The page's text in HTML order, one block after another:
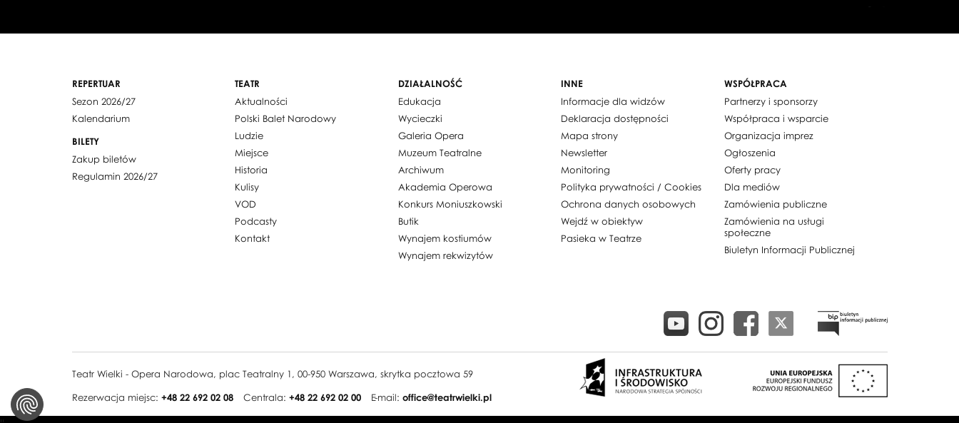
REPERTUAR
Sezon 2026/27
Kalendarium
BILETY
Zakup biletów
Regulamin 2026/27
TEATR
Aktualności
Polski Balet Narodowy
Ludzie
Miejsce
Historia
Kulisy
VOD
Podcasty
Kontakt
DZIAŁALNOŚĆ
Edukacja
Wycieczki
Galeria Opera
Muzeum Teatralne
Archiwum
Akademia Operowa
Konkurs Moniuszkowski
Butik
Wynajem kostiumów
Wynajem rekwizytów
INNE
Informacje dla widzów
Deklaracja dostępności
Mapa strony
Newsletter
Monitoring
Polityka prywatności / Cookies
Ochrona danych osobowych
Wejdź w obiektyw
Pasieka w Teatrze
WSPÓŁPRACA
Partnerzy i sponsorzy
Współpraca i wsparcie
Organizacja imprez
Ogłoszenia
Oferty pracy
Dla mediów
Zamówienia publiczne
Zamówienia na usługi
społeczne
Biuletyn Informacji Publicznej
Teatr Wielki - Opera Narodowa, plac Teatralny 1, 00-950 Warszawa, skrytka pocztowa 59
Rezerwacja miejsc: +48 22 692 02 08 Centrala: +48 22 692 02 00 E-mail: office@teatrwielki.pl